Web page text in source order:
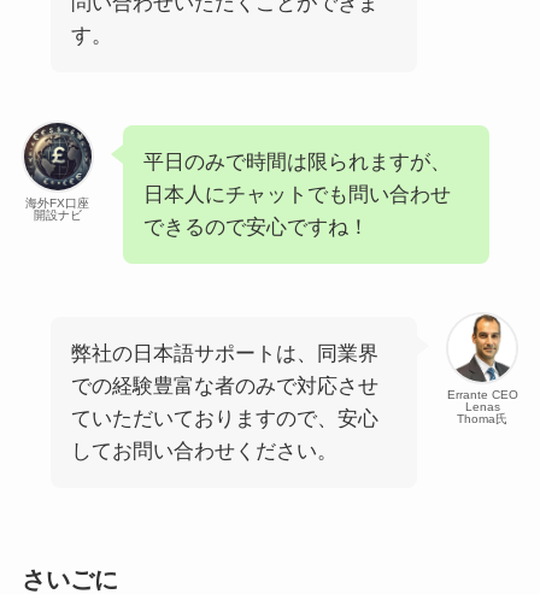
す。
海外FX口座
開設ナビ
平日のみで時間は限られますが、
日本人にチャットでも問い合わせ
できるので安心ですね！
Errante CEO
Lenas
Thoma氏
弊社の日本語サポートは、同業界
での経験豊富な者のみで対応させ
ていただいておりますので、安心
してお問い合わせください。
さいごに